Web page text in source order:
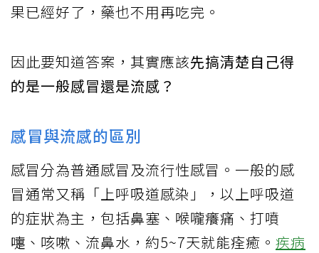
果已經好了，藥也不用再吃完。
因此要知道答案，其實應該先搞清楚自己得
的是一般感冒還是流感？
感冒與流感的區別
感冒分為普通感冒及流行性感冒。一般的感
冒通常又稱「上呼吸道感染」，以上呼吸道
的症狀為主，包括鼻塞、喉嚨癢痛、打噴
嚏、咳嗽、流鼻水，約5~7天就能痊癒。 疾病